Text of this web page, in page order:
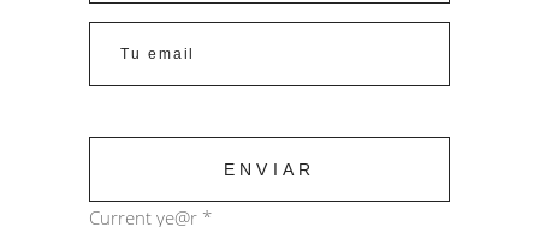
Current ye@r *